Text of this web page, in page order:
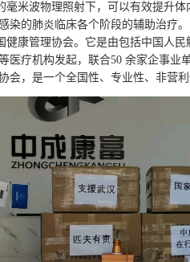
米波物理照射下，可以有效提升体
染的肺炎临床各个阶段的辅助治疗。
康管理协会。它是由包括中国人民
医疗机构发起，联合50 余家企事业
会，是一个全国性、专业性、非营利